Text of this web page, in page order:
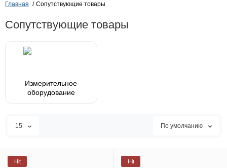
Главная Сопутствующие товары
Сопутствующие товары
Измерительное
оборудование
15 По умолчанию
Hit Hit